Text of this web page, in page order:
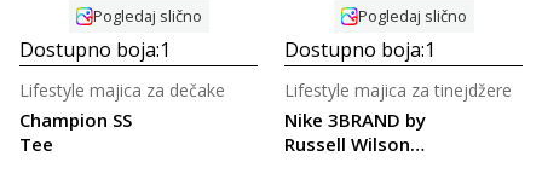
Pogledaj slično
Dostupno boja:1
Champion SS
Tee
Lifestyle majica za dečake
Pogledaj slično
Dostupno boja:1
Nike 3BRAND by
Russell Wilson
Lifestyle majica za tinejdžere